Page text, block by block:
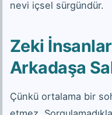
nevi içsel sürgündür.
Zeki
Arkadaşa
Çünkü ortalama bir